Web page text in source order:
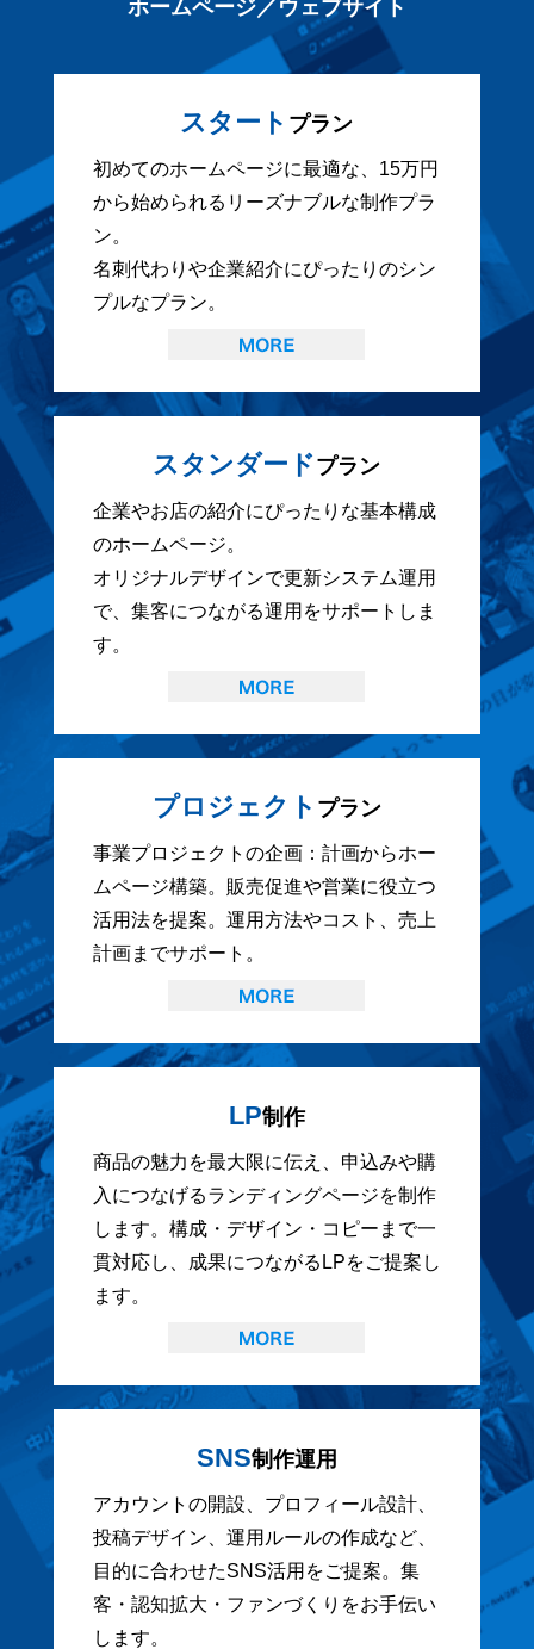
ホームページ／ウェブサイト
スタート プラン
初めてのホームページに最適な、15万円
から始められるリーズナブルな制作プラ
ン。
名刺代わりや企業紹介にぴったりのシン
プルなプラン。
スタンダードプラン
企業やお店の紹介にぴったりな基本構成
のホームページ。
オリジナルデザインで更新システム運用
で、集客につながる運用をサポートしま
す。
プロジェクト プラン
事業プロジェクトの企画：計画からホー
ムページ構築。販売促進や営業に役立つ
活用法を提案。運用方法やコスト、売上
計画までサポート。
LP制作
商品の魅力を最大限に伝え、申込みや購
入につなげるランディングページを制作
します。構成・デザイン・コピーまで一
貫対応し、成果につながるLPをご提案し
ます。
SNS制作運用
アカウントの開設、プロフィール設計、
投稿デザイン、運用ルールの作成など、
目的に合わせたSNS活用をご提案。集
客・認知拡大・ファンづくりをお手伝い
します。